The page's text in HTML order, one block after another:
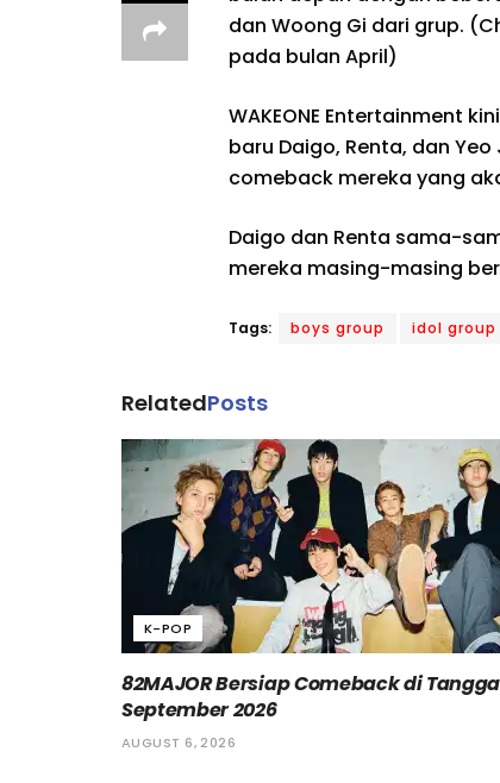
dan Woong Gi dari grup.
pada bulan April)
WAKEONE Entertainment
baru Daigo, Renta, dan
comeback mereka yang
Daigo dan Renta sama-
mereka masing-masing
Tags: boys group idol group
RelatedPosts
K-POP
82MAJOR Bersiap Comeback di
September 2026
AUGUST 6, 2026